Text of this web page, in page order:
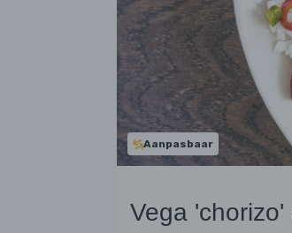
Aanpasbaar
Vega